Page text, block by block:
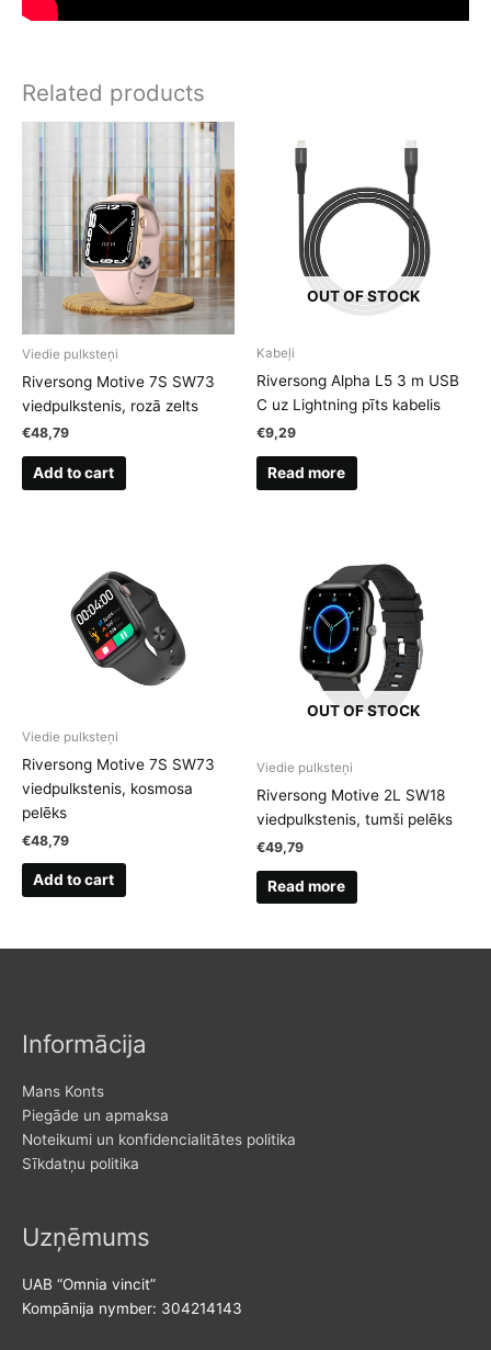
Related products
Viedie pulksteņi
Riversong Motive 7S SW73
viedpulkstenis, rozā zelts
€48,79
Add to cart
OUT OF STOCK
Kabeļi
Riversong Alpha L5 3 m USB
C uz Lightning pīts kabelis
€9,29
Read more
Viedie pulksteņi
Riversong Motive 7S SW73
viedpulkstenis, kosmosa
pelēks
€48,79
Add to cart
OUT OF STOCK
Viedie pulksteņi
Riversong Motive 2L SW18
viedpulkstenis, tumši pelēks
€49,79
Read more
Informācija
Mans Konts
Piegāde un apmaksa
Noteikumi un konfidencialitātes politika
Sīkdatņu politika
Uzņēmums
UAB “Omnia vincit”
Kompānija nymber: 304214143